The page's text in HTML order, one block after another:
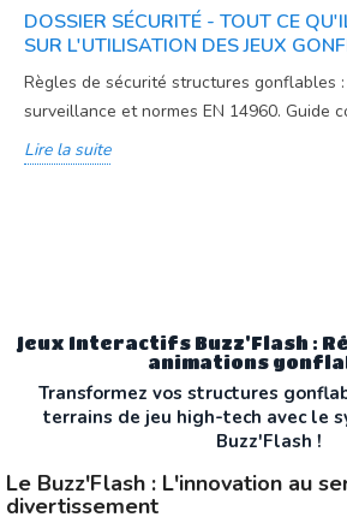
DOSSIER SÉCURITÉ - TOUT CE
SUR L'UTILISATION DES JEUX
Règles de sécurité structures gonflables
surveillance et normes EN 14960. Guide
Lire la suite
Jeux Interactifs Buzz'Flash :
animations
Transformez vos structures
terrains de jeu high-tech avec le
Buzz'Flash !
Le Buzz'Flash : L'innovation au
divertissement